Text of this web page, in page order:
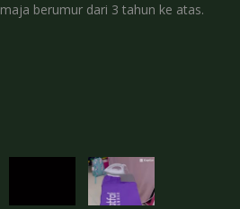
berumur dari 3 tahun ke atas.